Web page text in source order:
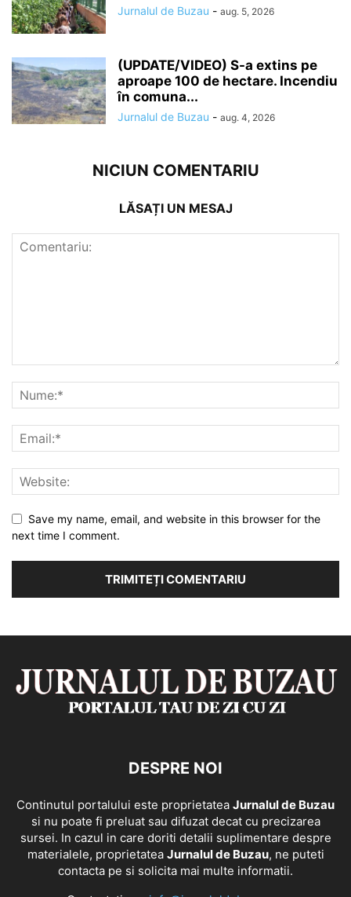
Jurnalul de Buzau - aug. 5, 2026
(UPDATE/VIDEO) S-a extins pe
aproape 100 de hectare. Incendiu
în comuna...
Jurnalul de Buzau - aug. 4, 2026
NICIUN COMENTARIU
LĂSAȚI UN MESAJ
Save my name, email, and website in this browser for the
next time I comment.
DESPRE NOI
Continutul portalului este proprietatea Jurnalul de Buzau
si nu poate fi preluat sau difuzat decat cu precizarea
sursei. In cazul in care doriti detalii suplimentare despre
materialele, proprietatea Jurnalul de Buzau, ne puteti
contacta pe si solicita mai multe informatii.